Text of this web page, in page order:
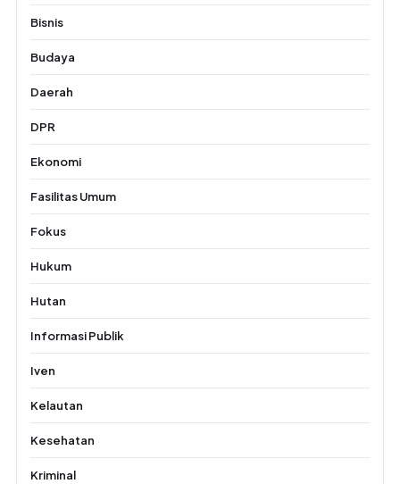
Bisnis
Budaya
Daerah
DPR
Ekonomi
Fasilitas Umum
Fokus
Hukum
Hutan
Informasi Publik
Iven
Kelautan
Kesehatan
Kriminal